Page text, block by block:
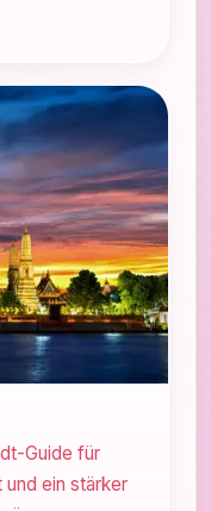
Guide für
ein stärker